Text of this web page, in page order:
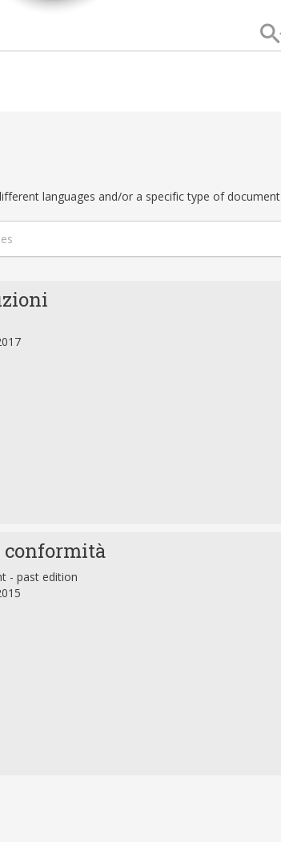
languages and/or a specific type of document
conformità
- past edition